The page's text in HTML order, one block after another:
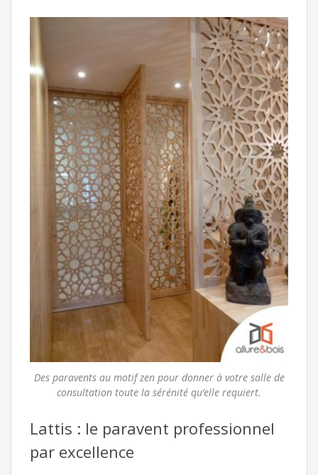
Des paravents au motif zen pour donner à votre salle de
consultation toute la sérénité qu’elle requiert.
Lattis : le paravent professionnel
par excellence